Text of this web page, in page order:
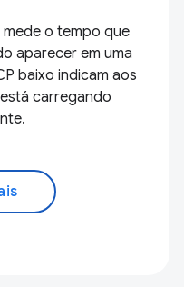
mede o tempo que
aparecer em uma
baixo indicam aos
carregando